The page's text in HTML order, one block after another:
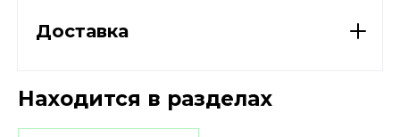
Доставка
Находится в разделах